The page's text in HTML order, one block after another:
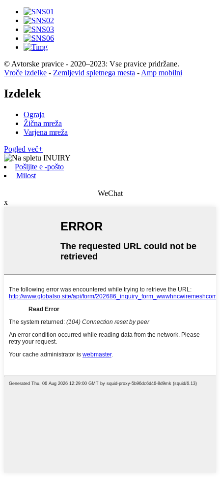
© Avtorske pravice - 2020–2023: Vse pravice pridržane.
Vroče izdelke - Zemljevid spletnega mesta -Amp mobilni
Izdelek
Ograja
Žična mreža
Varjena mreža
Pogled več+
Pošljite e -pošto
Milost
WeChat
x